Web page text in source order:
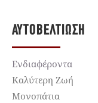
ΑΥΤΟΒΕΛΤΊΩΣΗ
Ενδιαφέροντα
Καλύτερη Ζωή
Μονοπάτια